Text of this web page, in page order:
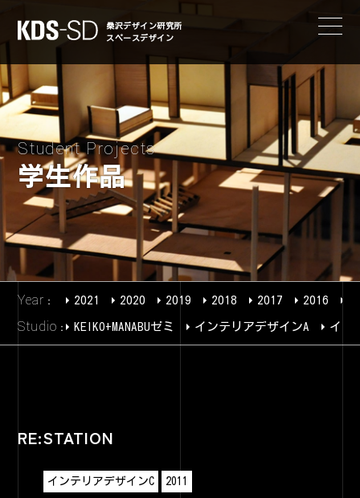
KDS-SD
桑沢デザイン研究所
スペースデザイン
Student Projects
学生作品
Year 2021 2020 2019 2018 2017 2016
Studio KEIKO+MANABUゼミ インテリアデザインA イン
RE:STATION
インテリアデザインC 2011